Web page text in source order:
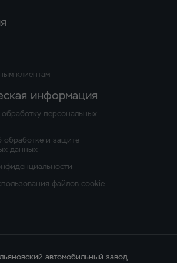
клиентам
информация
обработку персональных
обработке и защите
данных
файлов cookie
автомобильный завод